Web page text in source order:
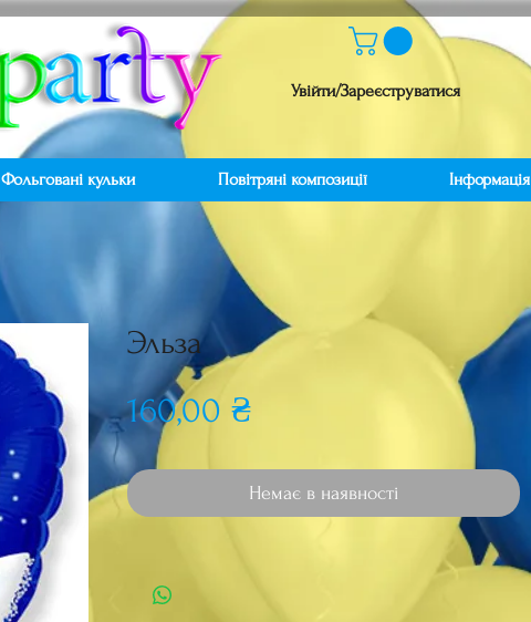
Увійти/Зареєструватися
Эльза
160,00 ₴Ціна
Немає в наявності
Фольговані кульки Повітряні композиції Інформація